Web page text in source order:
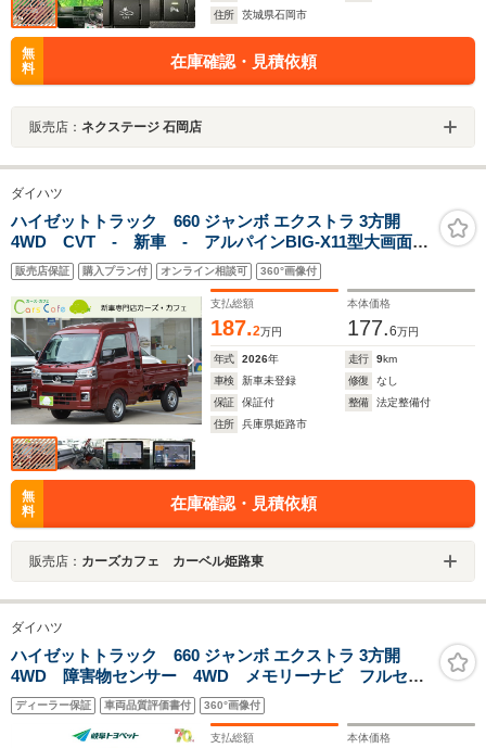
住所
茨城県石岡市
無
料
在庫確認・見積依頼
販売店： ネクステージ 石岡店
ダイハツ
ハイゼットトラック 660 ジャンボ エクストラ 3方開
4WD CVT - 新車 - アルパインBIG-X11型大画面ナ
ビ&Apple CarPlay/Android Autoスマホアプリ対応&
フルセグTV&360度ドライブレコーダー&ETC車載器&フ
ロアマット付
販売店保証 購入プラン付 オンライン相談可 360°画像付
支払総額
187.2万円
本体価格
177.6万円
年式 2026年 走行 9km
車検
新車未登録 修復
なし
保証
保証付 整備
法定整備付
住所
兵庫県姫路市
無
料
在庫確認・見積依頼
販売店： カーズカフェ カーベル姫路東
ダイハツ
ハイゼットトラック 660 ジャンボ エクストラ 3方開
4WD 障害物センサー 4WD メモリーナビ フルセ
グ ドラレコ DVD再生 ミュージックプレイヤー接続
可 衝突被害軽減システム ETC スマートキー LED
ヘッドランプ アイドリングストップ
ディーラー保証 車両品質評価書付 360°画像付
支払総額 本体価格